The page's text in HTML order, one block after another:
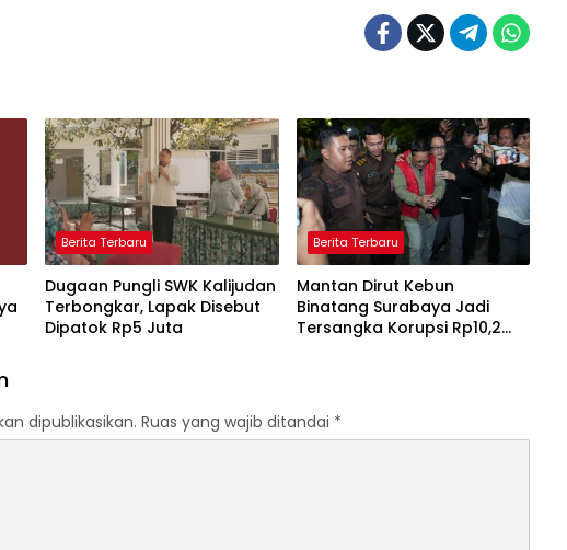
Berita Terbaru
Dugaan Pungli SWK Kalijudan
Terbongkar, Lapak Disebut
Dipatok Rp5 Juta
Berita Terbaru
Mantan Dirut Kebun
Binatang Surabaya Jadi
Tersangka Korupsi Rp10,2
dipublikasikan. Ruas yang wajib ditandai *